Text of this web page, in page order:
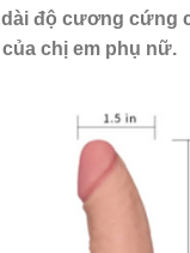
độ cương cứng
chị em phụ nữ.